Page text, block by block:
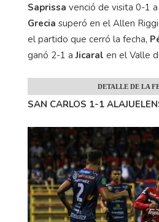
Saprissa venció de visita 0-1 a
Grecia superó en el Allen
el partido que cerró la fecha,
ganó 2-1 aJicaral en el Valle
DETALLE DE LA
SAN CARLOS 1-1